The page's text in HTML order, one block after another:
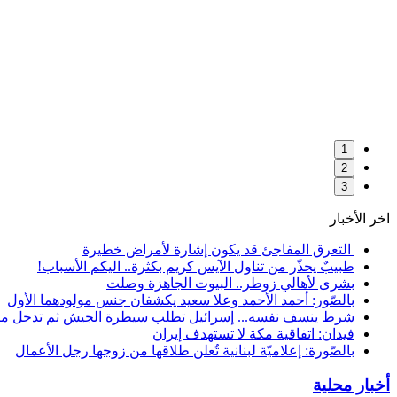
1
2
3
اخر الأخبار
التعرق المفاجئ قد يكون إشارة لأمراض خطيرة
طبيبٌ يحذّر من تناول الآيس كريم بكثرة.. اليكم الأسباب!
بشرى لأهالي زوطر.. البيوت الجاهزة وصلت
بالصّور: أحمد الأحمد وعلا سعيد يكشفان جنس مولودهما الأول
شرط ينسف نفسه... إسرائيل تطلب سيطرة الجيش ثم تدخل
فيدان: اتفاقية مكة لا تستهدف إيران
بالصّورة: إعلاميّة لبنانية تُعلن طلاقها من زوجها رجل الأعمال
أخبار محلية